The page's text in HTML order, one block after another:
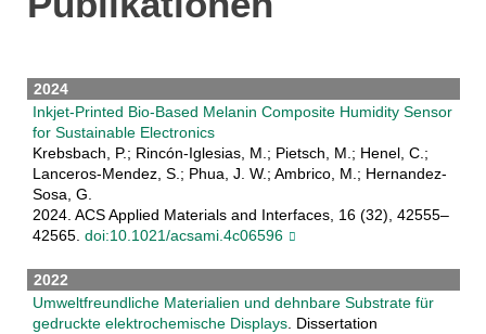
2024
Inkjet-Printed Bio-Based Melanin Composite Humidity Sensor
for Sustainable Electronics
Krebsbach, P.; Rincón-Iglesias, M.; Pietsch, M.; Henel, C.;
Lanceros-Mendez, S.; Phua, J. W.; Ambrico, M.; Hernandez-
Sosa, G.
2024. ACS Applied Materials and Interfaces, 16 (32), 42555–
42565. doi:10.1021/acsami.4c06596
2022
Umweltfreundliche Materialien und dehnbare Substrate für
gedruckte elektrochemische Displays. Dissertation